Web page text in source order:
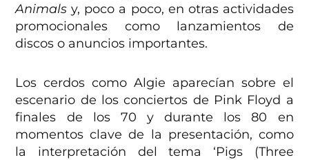
Animals y, poco a poco, en otras actividades
promocionales como lanzamientos de
discos o anuncios importantes.
Los cerdos como Algie aparecían sobre el
escenario de los conciertos de Pink Floyd a
finales de los 70 y durante los 80 en
momentos clave de la presentación, como
la interpretación del tema ‘Pigs (Three